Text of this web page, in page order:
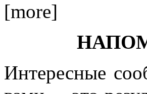
[more]
Интересные